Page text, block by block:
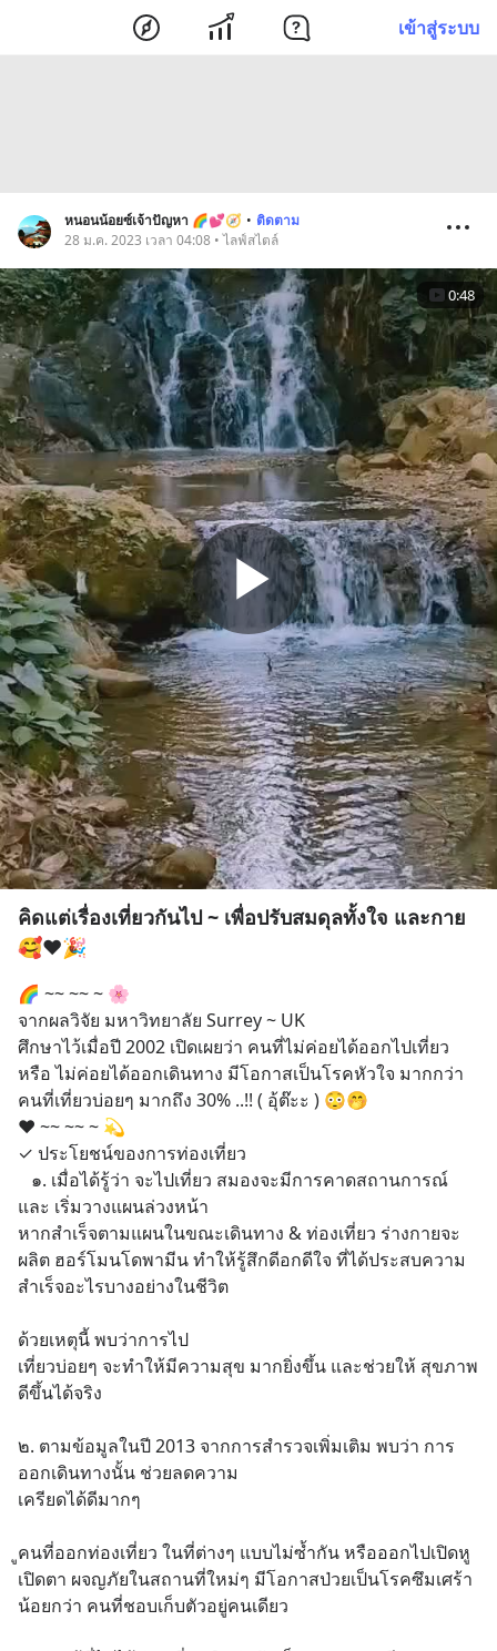
เข้าสู่ระบบ
หนอนน้อยซ์เจ้าปัญหา 🌈💕🧭 • ติดตาม
28 ม.ค. 2023 เวลา 04:08 • ไลฟ์สไตล์
0:48
คิดแต่เรื่องเที่ยวกันไป ~ เพื่อปรับสมดุ​ลทั้งใจ และกาย
🥰❤️🎉
🌈 ~~ ~~ ~ 🌸
จากผลวิจัย มหาวิทยาลัย Surrey ~ UK
ศึกษาไว้เมื่อปี 2002 เปิดเผยว่า คนที่ไม่ค่อยได้ออกไปเที่ยว
หรือ ไม่ค่อยได้ออกเดินทาง มีโอกาสเป็นโรคหัวใจ มากกว่า
คนที่เที่ยวบ่อยๆ มากถึง 30% ..!! ( อุ้ต๊ะะ ) 😳🤭
❤️ ~~ ~~ ~ 💫
✓ ประโยชน์ของการท่องเที่ยว
และ เริ่มวางแผนล่วงหน้า
หากสำเร็จตามแผนในขณะเดินทาง & ท่องเที่ยว ร่างกายจะ
ผลิต ฮอร์โมนโดพามีน ทำให้รู้สึกดีอกดีใจ ที่ได้ประสบความ
สำเร็จอะไรบางอย่างในชีวิต
ด้วยเหตุนี้ พบว่าการไป
เที่ยวบ่อยๆ จะทำให้มีความสุข มากยิ่งขึ้น และช่วยให้ สุขภาพ
ดีขึ้นได้จริง
๒. ตามข้อมูลในปี 2013 จากการสำรวจเพิ่มเติม พบว่า การ
ออกเดินทางนั้น ช่วยลดความ
เครียดได้ดีมากๆ
ูคนที่ออกท่องเที่ยว ในที่ต่างๆ แบบไม่ซ้ำกัน หรือออกไปเปิดหู
เปิดตา ผจญภัยในสถานที่ใหม่ๆ มีโอกาสป่วยเป็นโรคซึมเศร้า
น้อยกว่า คนที่ชอบเก็บตัวอยู่คนเดียว